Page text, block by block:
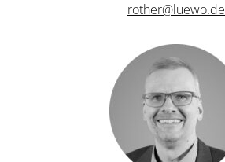
rother@luewo.de